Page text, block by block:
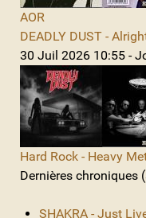
AOR
DEADLY DUST -
30 Juil 2026 10:55 -
Hard Rock - Heavy
Dernières chroniques
SHAKRA - Just